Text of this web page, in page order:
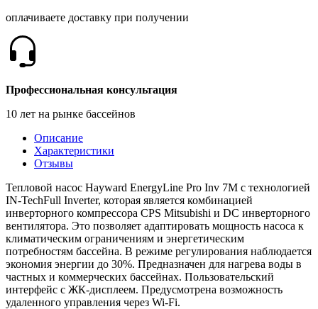
оплачиваете доставку при получении
Профессиональная консультация
10 лет на рынке бассейнов
Описание
Характеристики
Отзывы
Тепловой насос Hayward EnergyLine Pro Inv 7M с технологией
IN-TechFull Inverter, которая является комбинацией
инверторного компрессора CPS Mitsubishi и DC инверторного
вентилятора. Это позволяет адаптировать мощность насоса к
климатическим ограничениям и энергетическим
потребностям бассейна. В режиме регулирования наблюдается
экономия энергии до 30%. Предназначен для нагрева воды в
частных и коммерческих бассейнах. Пользовательский
интерфейс с ЖК-дисплеем. Предусмотрена возможность
удаленного управления через Wi-Fi.